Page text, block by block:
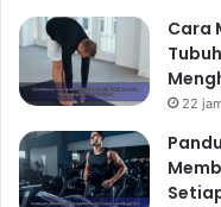
kesehatan jantung.
sajikan dengan
asparagus, atau
8. Ayam
Quinoa
Cara
22